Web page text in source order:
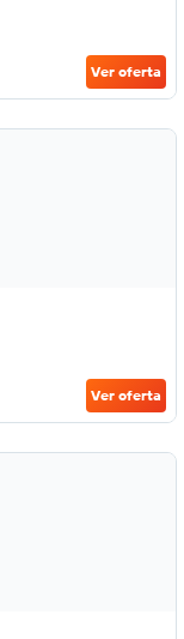
Ver oferta
Ver oferta